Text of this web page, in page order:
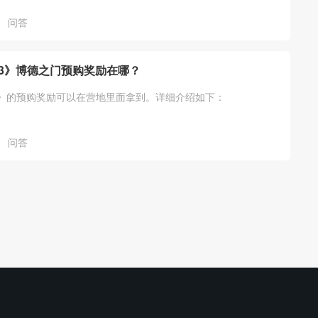
问答
博德之门预购奖励在哪？
的预购奖励可以在营地里面拿到。详细介绍如下：
问答